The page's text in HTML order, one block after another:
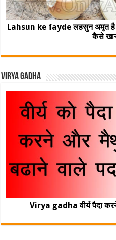
Lahsun ke fayde लहसुन अमृत है
कैसे
Virya Gadha
Virya gadha वीर्य पैदा करने